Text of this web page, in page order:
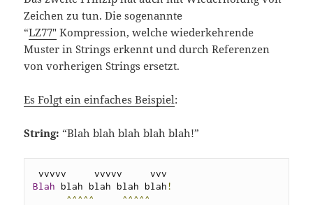
Zeichen zu tun. Die sogenannte
“LZ77″ Kompression, welche wiederkehrende
Muster in Strings erkennt und durch Referenzen
von vorherigen Strings ersetzt.
Es Folgt ein einfaches Beispiel:
String: “Blah blah blah blah blah!”
Blah blah blah blah blah!
^^^^^
^^^^^